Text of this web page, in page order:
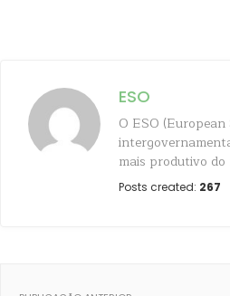
ESO
O ESO
mais produtivo do
Posts created: 267